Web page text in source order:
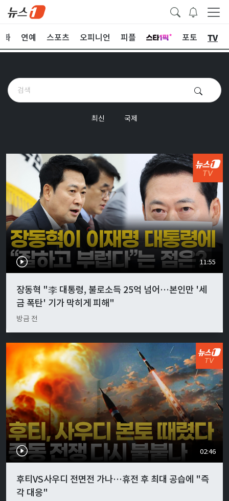
화 연예 스포츠 오피니언 피플 포토 TV
최신 국제
11:55
장동혁 "李 대통령, 불로소득 25억 넘어…본인만 '세
금 폭탄' 기가 막히게 피해"
방금 전
02:46
후티VS사우디 전면전 가나…휴전 후 최대 공습에 "즉
각 대응"